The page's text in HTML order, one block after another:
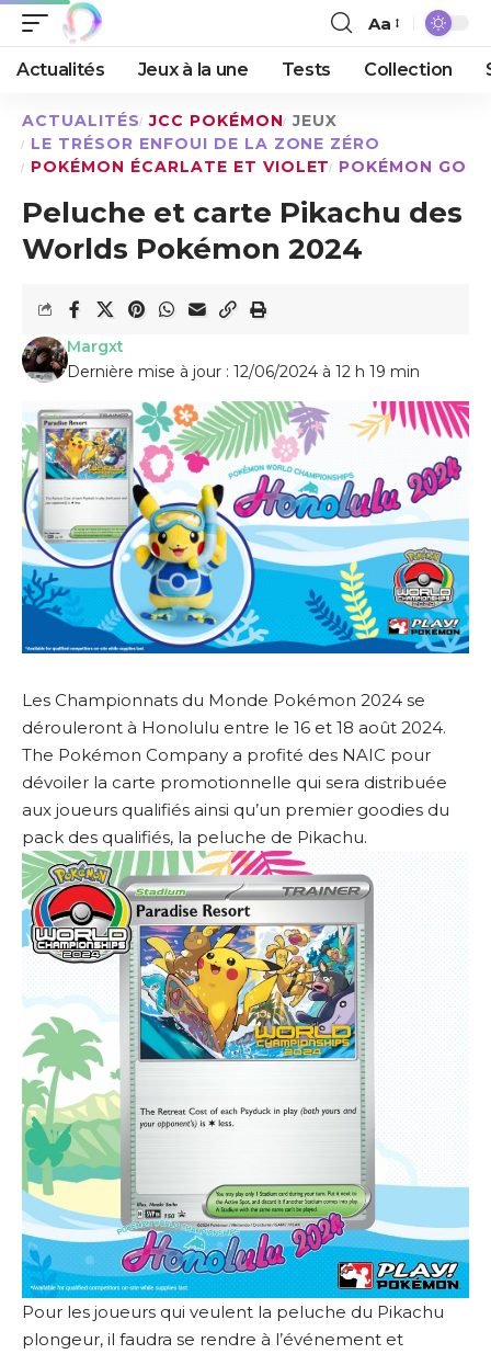
Aa
Actualités Jeux à la une Tests Collection
ACTUALITÉS JCC POKÉMON JEUX
LE TRÉSOR ENFOUI DE LA ZONE ZÉRO
POKÉMON ÉCARLATE ET VIOLET POKÉMON GO
Peluche et carte Pikachu des
Worlds Pokémon 2024
Dernière mise à jour : 12/06/2024 à 12 h 19 min
Margxt
Les Championnats du Monde Pokémon 2024 se
dérouleront à Honolulu entre le 16 et 18 août 2024.
The Pokémon Company a profité des NAIC pour
dévoiler la carte promotionnelle qui sera distribuée
aux joueurs qualifiés ainsi qu’un premier goodies du
pack des qualifiés, la peluche de Pikachu.
Pour les joueurs qui veulent la peluche du Pikachu
plongeur, il faudra se rendre à l’événement et